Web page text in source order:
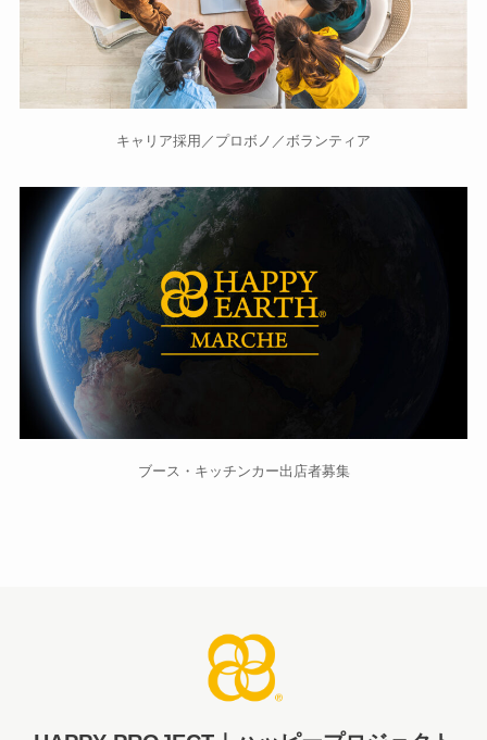
キャリア採用／プロボノ／ボランティア
ブース・キッチンカー出店者募集